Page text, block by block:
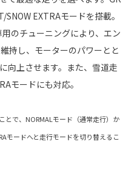
EXTRAモードを搭載。
のチューニングにより、エン
持し、モーターのパワーとと
向上させます。また、雪道走
モードにも対応。
で、NORMALモード（通常走行）か
モードへと走行モードを切り替えるこ